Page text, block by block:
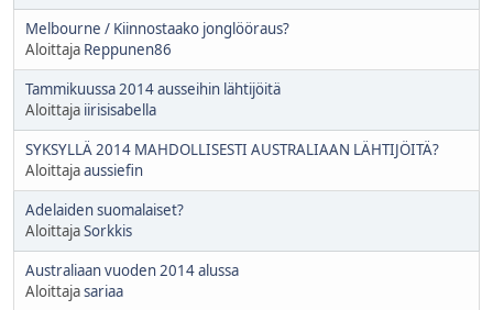
Melbourne / Kiinnostaako jonglööraus?
Aloittaja Reppunen86
Tammikuussa 2014 ausseihin lähtijöitä
Aloittaja iirisisabella
SYKSYLLÄ 2014 MAHDOLLISESTI AUSTRALIAAN LÄHTIJÖITÄ?
Aloittajaaussiefin
Adelaiden suomalaiset?
AloittajaSorkkis
Australiaan vuoden 2014 alussa
Aloittajasariaa